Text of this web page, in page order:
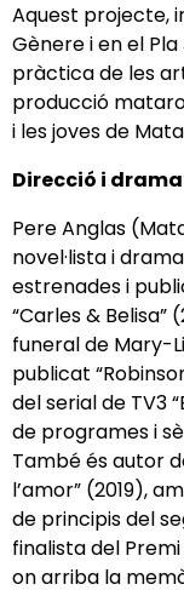
Aquest projecte,
Gènere i en el
pràctica de les
producció
i les joves de
Direcció i
Pere Anglas
novel·lista i
estrenades i
“Carles & Belisa”
funeral de Mary-
publicat
del serial de TV3
de programes i
També és autor
l’amor” (2019),
de principis del
finalista del Premi
on arriba la